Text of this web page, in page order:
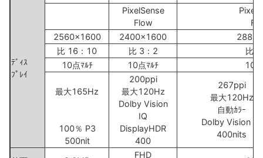
ﾃﾞｨｽ
ﾌﾟﾚｲ
PixelSense
Flow
2560x1600
2400x1600
比 16：10
比 3：2
比
10点ﾏﾙﾁ
10点ﾏﾙﾁ 10
最大165Hz
100％ P3
500nit
200ppi
最大120Hz
Dolby Vision
IQ
DisplayHDR
400
267ppi
最大120Hz
自動ｶﾗｰ
Dolby Vision IQ
400nits
FHD